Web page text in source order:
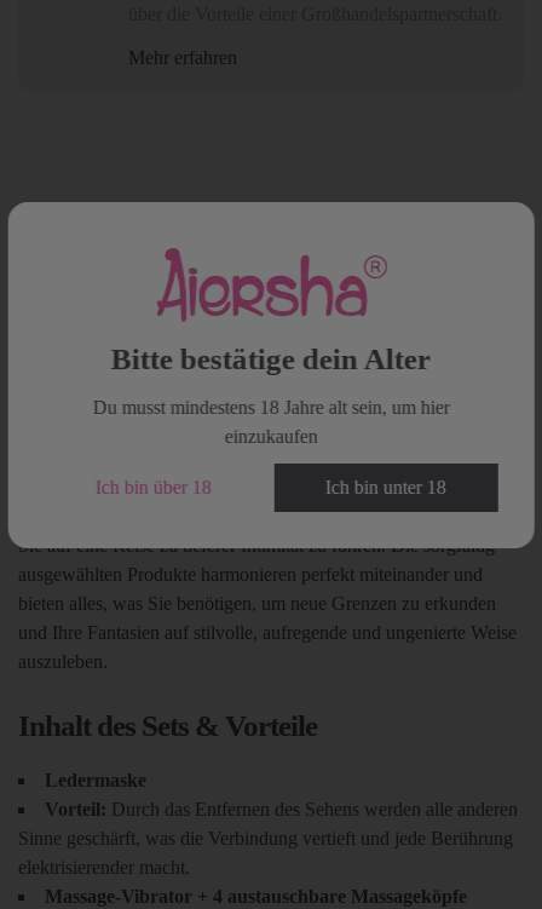
Bitte bestätige dein Alter
Du musst mindestens 18 Jahre alt sein, um hier
einzukaufen
Ich bin über 18 Ich bin unter 18
Mehr erfahren
Aiersha Play Me Schwarz - Eine Reise der
sinnlichen Entdeckung
Erkundung mit demAiersha Play Me SchwarzSet. Diese
exquisite 8-teilige Kollektion ist meisterhaft zusammengestellt, um
Sie auf eine Reise zu tieferer Intimität zu führen. Die sorgfältig
ausgewählten Produkte harmonieren perfekt miteinander und
bieten alles, was Sie benötigen, um neue Grenzen zu erkunden
und Ihre Fantasien auf stilvolle, aufregende und ungenierte Weise
auszuleben.
Inhalt des Sets & Vorteile
Ledermaske
Vorteil: Durch das Entfernen des Sehens werden alle anderen
Sinne geschärft, was die Verbindung vertieft und jede Berührung
elektrisierender macht.
Massage-Vibrator + 4 austauschbare Massageköpfe